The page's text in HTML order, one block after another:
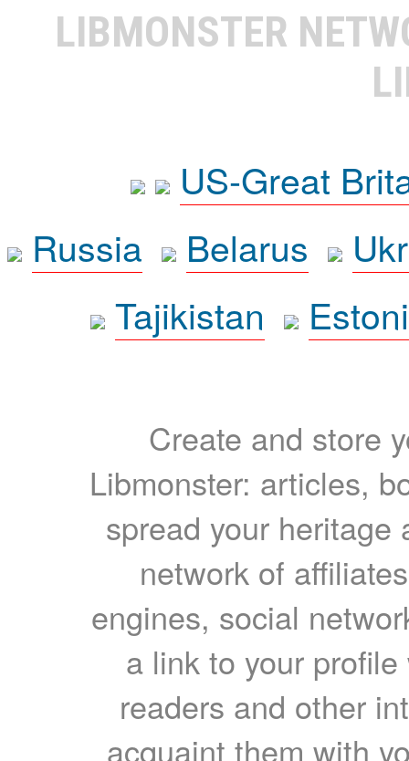
LIBMONSTER
US-Great
Russia
Belarus
Tajikistan
Create and store
Libmonster: articles,
spread your heritage
network of
engines, social
a link to your
readers and other
acquaint them with